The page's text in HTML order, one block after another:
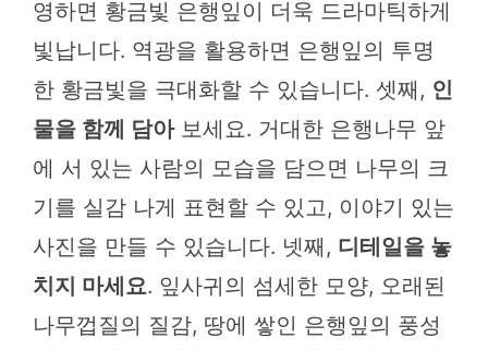
영하면 황금빛 은행잎이 더욱 드라마틱하게
빛납니다. 역광을 활용하면 은행잎의 투명
한 황금빛을 극대화할 수 있습니다. 셋째, 인
물을 함께 담아보세요. 거대한 은행나무 앞
에 서 있는 사람의 모습을 담으면 나무의 크
기를 실감 나게 표현할 수 있고, 이야기 있는
사진을 만들 수 있습니다. 넷째, 디테일을 놓
치지 마세요. 잎사귀의 섬세한 모양, 오래된
나무껍질의 질감, 땅에 쌓인 은행잎의 풍성